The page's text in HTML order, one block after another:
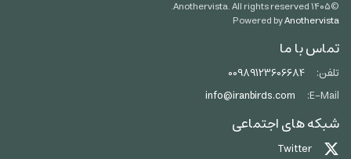
©۱۴۰۵
Powered byAnothervista
تماس با ما
تلفن:
00989123606684
E-Mail:
info@iranbirds.com
شبکه های اجتماعی
Twitter